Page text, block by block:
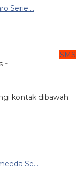
Serie....
SMS
~
kontak dibawah:
Se....